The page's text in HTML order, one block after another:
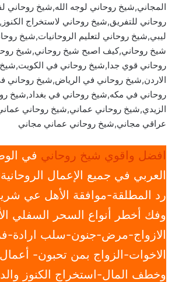
المجاني,شيخ روحاني لوجه الله,شيخ
روحاني للتفريق,شيخ روحاني لاستخراج
ليبي,شيخ روحاني لتعليم الروحانيات,شيخ
شيخ روحاني,كيف اصبح شيخ روحاني,شيخ
روحاني قوي جدا,شيخ روحاني في
الاردن,شيخ روحاني في الرياض,شيخ روحاني
روحاني في مكه,شيخ روحاني في بغداد,شيخ
الزيدي,شيخ روحاني عماني,شيخ روحاني
عراقي مجاني,شيخ روحاني عماني مجاني
افضل واقوي شيخ روحاني في
العربي في جميع الإعمال
رد المطلقة-موافقة الأهل عي
وفك أخطر أنواع السحر السفلي
الازواج-مرض-جنون-سلب ارادة-
الاخوات-الزواج بمن تحبون-
وخطف المال-استخراج الكنوز